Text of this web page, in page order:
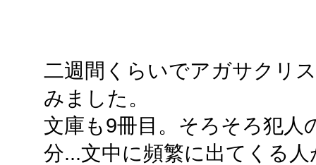
二週間くらいでアガサクリ
みました。
文庫も9冊目。そろそろ犯人
分...文中に頻繁に出てくる